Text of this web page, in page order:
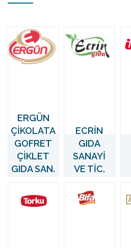
ERGÜN
ÇİKOLATA
GOFRET
ÇİKLET
GIDA SAN.
LTD. ŞTİ.
ECRİN
GIDA
SANAYİ
VE TİC.